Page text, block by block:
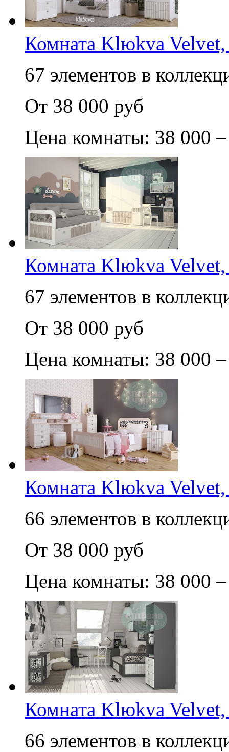
Комната Klюkva
67 элементов в
От 38 000 руб
Цена комнаты: 38 000
Комната Klюkva
67 элементов в
От 38 000 руб
Цена комнаты: 38 000
Комната Klюkva Velvet,
66 элементов в
От 38 000 руб
Цена комнаты: 38 000
Комната Klюkva Velvet,
66 элементов в